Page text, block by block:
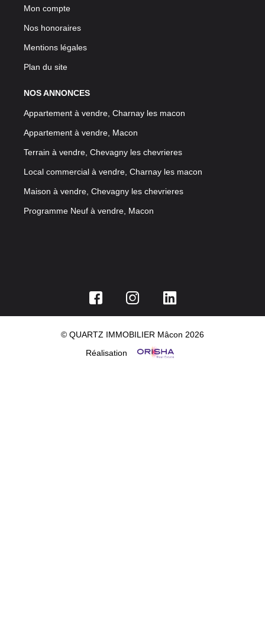
Mon compte
Nos honoraires
Mentions légales
Plan du site
NOS ANNONCES
Appartement à vendre, Charnay les macon
Appartement à vendre, Macon
Terrain à vendre, Chevagny les chevrieres
Local commercial à vendre, Charnay les macon
Maison à vendre, Chevagny les chevrieres
Programme Neuf à vendre, Macon
© QUARTZ IMMOBILIER Mâcon 2026
Réalisation